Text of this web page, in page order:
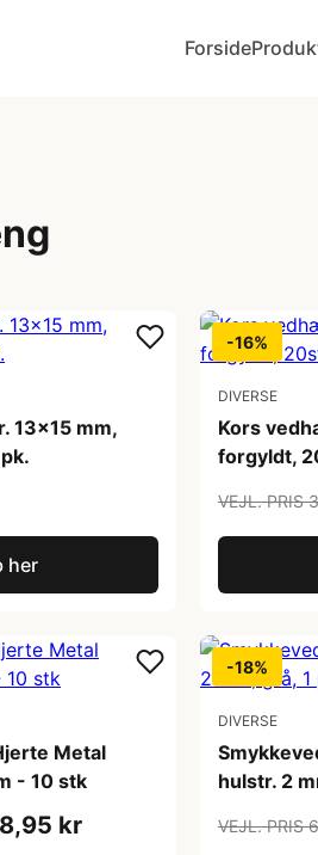
Forside
13x15 mm,
her
-16%
DIVERSE
Kors
forgyldt,
VEJL. PRIS
Metal
- 10 stk
kr
-18%
DIVERSE
hulstr. 2
VEJL. PRIS